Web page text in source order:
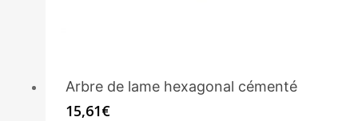
Arbre de lame hexagonal cémenté
15,61€